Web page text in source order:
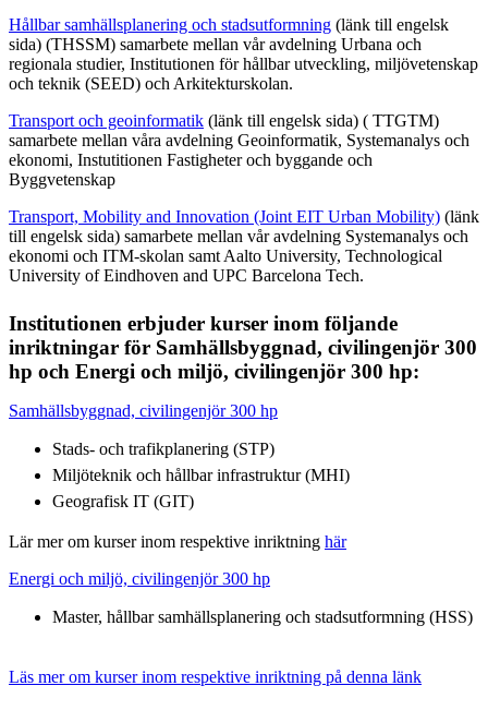
Hållbar samhällsplanering och stadsutformning (länk till engelsk
sida) (THSSM) samarbete mellan vår avdelning Urbana och
regionala studier, Institutionen för hållbar utveckling, miljövetenskap
och teknik (SEED) och Arkitekturskolan.
Transport och geoinformatik (länk till engelsk sida) ( TTGTM)
samarbete mellan våra avdelning Geoinformatik, Systemanalys och
ekonomi, Instutitionen Fastigheter och byggande och
Byggvetenskap
Transport, Mobility and Innovation (Joint EIT Urban Mobility) (länk
till engelsk sida) samarbete mellan vår avdelning Systemanalys och
ekonomi och ITM-skolan samt Aalto University, Technological
University of Eindhoven and UPC Barcelona Tech.
Institutionen erbjuder kurser inom följande
inriktningar för Samhällsbyggnad, civilingenjör 300
hp och Energi och miljö, civilingenjör 300 hp:
Samhällsbyggnad, civilingenjör 300 hp
Stads- och trafikplanering (STP)
Miljöteknik och hållbar infrastruktur (MHI)
Geografisk IT (GIT)
Lär mer om kurser inom respektive inriktning här
Energi och miljö, civilingenjör 300 hp
Master, hållbar samhällsplanering och stadsutformning (HSS)
Läs mer om kurser inom respektive inriktning på denna länk